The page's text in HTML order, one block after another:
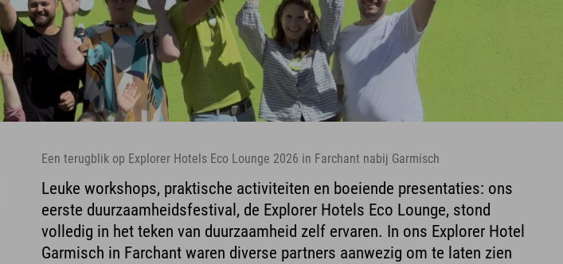
Een terugblik op Explorer Hotels Eco Lounge 2026 in Farchant nabij Garmisch
Leuke workshops, praktische activiteiten en boeiende presentaties: ons
eerste duurzaamheidsfestival, de Explorer Hotels Eco Lounge, stond
volledig in het teken van duurzaamheid zelf ervaren. In ons Explorer Hotel
Garmisch in Farchant waren diverse partners aanwezig om te laten zien